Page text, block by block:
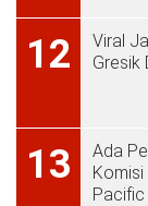
12
Viral
Gresik
13
Ada
Komisi
Pacific